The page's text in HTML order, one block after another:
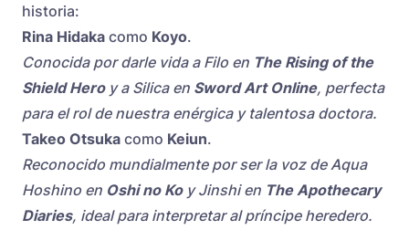
historia:
Rina Hidaka como Koyo.
Conocida por darle vida a Filo en The Rising of the
Shield Heroy a Silica en Sword Art Online, perfecta
para el rol de nuestra enérgica y talentosa doctora.
Takeo Otsuka como Keiun.
Reconocido mundialmente por ser la voz de Aqua
Hoshino en Oshi no Koy Jinshi en The Apothecary
Diaries, ideal para interpretar al príncipe heredero.